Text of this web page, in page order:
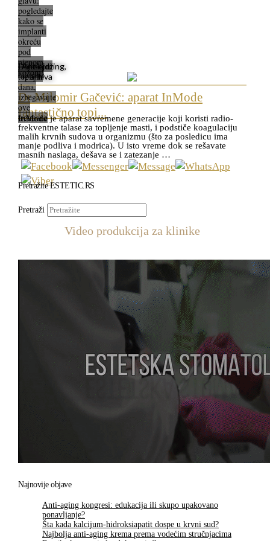
pogledajte
kako se
implanti
okreću
pod
njenom
kožom!
Dolaskom
toplijih
dana,
izbegavajte
ove
tretmane
Antiejdžing,
Iz arhiva
Dr Milomir Gačević: aparat InMode
fantastično topi...
InMode je aparat savremene generacije koji koristi radio-
frekventne talase za topljenje masti, i podstiče koagulaciju
malih krvnih sudova u organizmu (što za posledicu ima
manje podliva i modrica). U isto vreme dok se rešavate
masnih naslaga, dešava se i zatezanje …
Pretražite ESTETIC.RS
Pretraži
Video produkcija za klinike
Najnovije objave
Anti-aging kongresi: edukacija ili skupo upakovano
ponavljanje?
Šta kada kalcijum-hidroksiapatit dospe u krvni sud?
Najbolja anti-aging krema prema vodećim stručnjacima